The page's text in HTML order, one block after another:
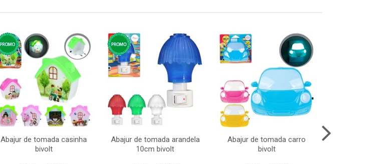
Abajur de tomada casinha
bivolt
Abajur de tomada arandela
10cm bivolt
Abajur de tomada carro
bivolt